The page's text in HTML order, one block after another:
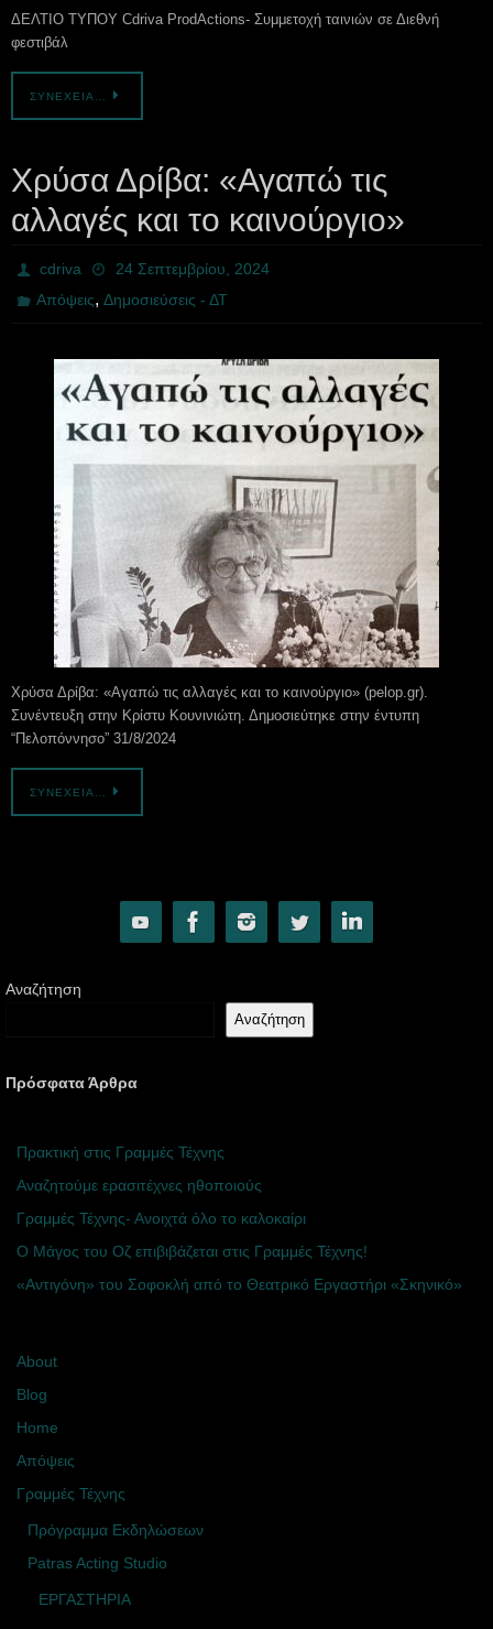
ΔΕΛΤΙΟ ΤΥΠΟΥ Cdriva ProdActions- Συμμετοχή ταινιών σε Διεθνή
φεστιβάλ
ΣΥΝΈΧΕΙΑ…
Χρύσα Δρίβα: «Αγαπώ τις
αλλαγές και το καινούργιο»
cdriva
24 Σεπτεμβρίου, 2024
Απόψεις,Δημοσιεύσεις - ΔΤ
Χρύσα Δρίβα: «Αγαπώ τις αλλαγές και το καινούργιο» (pelop.gr).
Συνέντευξη στην Κρίστυ Κουνινιώτη. Δημοσιεύτηκε στην έντυπη
“Πελοπόννησο” 31/8/2024
ΣΥΝΈΧΕΙΑ…
Αναζήτηση
Αναζήτηση
Πρόσφατα Άρθρα
Πρακτική στις Γραμμές Τέχνης
Αναζητούμε ερασιτέχνες ηθοποιούς
Γραμμές Τέχνης- Ανοιχτά όλο το καλοκαίρι
Ο Μάγος του Οζ επιβιβάζεται στις Γραμμές Τέχνης!
«Αντιγόνη» του Σοφοκλή από το Θεατρικό Εργαστήρι «Σκηνικό»
About
Blog
Home
Απόψεις
Γραμμές Τέχνης
Πρόγραμμα Εκδηλώσεων
Patras Acting Studio
ΕΡΓΑΣΤΗΡΙΑ